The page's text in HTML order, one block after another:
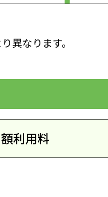
異なります。
利用料